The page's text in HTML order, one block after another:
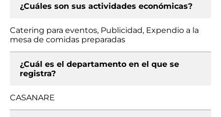
¿Cuáles son sus actividades económicas?
Catering para eventos, Publicidad, Expendio a la
mesa de comidas preparadas
¿Cuál es el departamento en el que se
registra?
CASANARE